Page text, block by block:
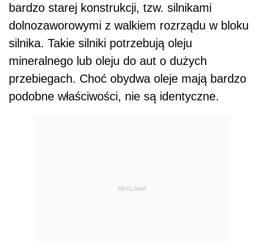
bardzo starej konstrukcji, tzw. silnikami
dolnozaworowymi z walkiem rozrządu w bloku
silnika. Takie silniki potrzebują oleju
mineralnego lub oleju do aut o dużych
przebiegach. Choć obydwa oleje mają bardzo
podobne właściwości, nie są identyczne.
REKLAMA